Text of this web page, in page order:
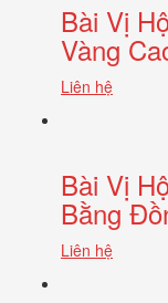
Bài Vị
Vàng
Liên hệ
Bài Vị
Bằng
Liên hệ